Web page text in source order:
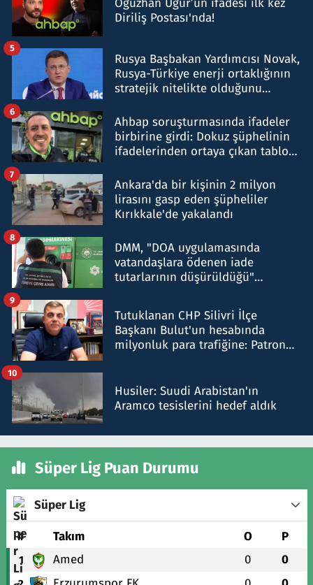
Oğuzhan Uğur’un ifadesi ilk kez
Diriliş Postası'nda!
Rusya Başbakan Yardımcısı Novak,
Rusya-Türkiye enerji ortaklığının
stratejik nitelikte olduğunu
5
Ahbap soruşturmasında ifadeler
birbirine girdi: Dokuz şüphelinin
ifadelerinden ortaya çıkan tablo
6
Ankara'da bir kişinin 2 milyon
lirasını gasp eden şüpheliler
Kırıkkale'de yakalandı
7
DMM, "DOA uygulamasında
vatandaşlara ödenen iade
tutarlarının düşürüldüğü"
8
Tutuklanan CHP Silivri İlçe
Başkanı Bulut'un hesabında
milyonluk para trafiğine: Patron
9
Husiler: Suudi Arabistan'ın
Aramco tesislerini hedef aldık
10
Süper Lig Puan Durumu
Süper Lig
# Takım O P
1 Amed 0 0